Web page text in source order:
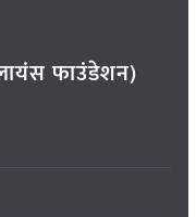
फाउंडेशन)